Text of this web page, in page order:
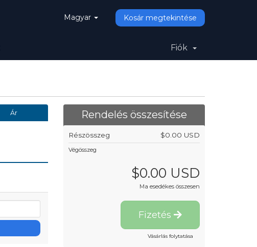
Magyar Kosár megtekintése
Fiók
Ár Rendelés összesítése
Részösszeg $0.00 USD
Végösszeg
$0.00 USD
Ma esedékes összesen
Fizetés
Vásárlás folytatása